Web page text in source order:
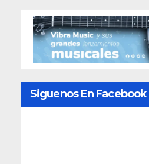
Siguenos En Facebook